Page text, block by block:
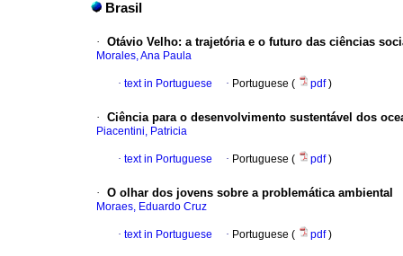
Brasil
· Otávio Velho: a trajetória e o futuro das ciências
Morales, Ana Paula
· text in Portuguese · Portuguese ( pdf)
· Ciência para o desenvolvimento sustentável dos
Piacentini, Patricia
· text in Portuguese · Portuguese ( pdf)
· O olhar dos jovens sobre a problemática ambiental
Moraes, Eduardo Cruz
· text in Portuguese · Portuguese ( pdf)